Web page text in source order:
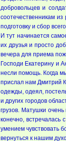
добровольцев и
соотечественникам
подготовку и сбор
И тут начинается
их друзья и просто
вечера для приема
Господи Екатерину и
несли помощь. Когда
прислал нам Дмитрий
одежды, одеял,
и других городов
грузов. Матушки
конечно,
умением чувствовать
вернуться к нашим